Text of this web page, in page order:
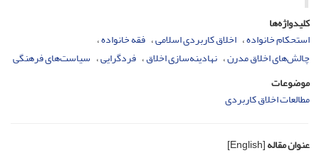
کلیدواژه‌ها
استحکام خانواده اخلاق کاربردی اسلامی فقه خانواده
چالش‌های اخلاق مدرن نهادینه‌سازی اخلاق فردگرایی سیاست‌های فرهنگی
موضوعات
مطالعات اخلاق کاربردی
عنوان مقاله[English]